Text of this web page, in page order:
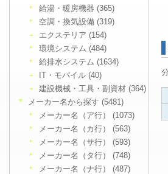
給湯・暖房機器 (365)
空調・換気設備 (319)
エクステリア (154)
環境システム (484)
給排水システム (1634)
IT・モバイル (40)
建設機械・工具・副資材 (364)
メーカー名から探す (5481)
メーカー名（ア行） (1073)
メーカー名（カ行） (563)
メーカー名（サ行） (593)
メーカー名（タ行） (748)
メーカー名（ナ行） (487)